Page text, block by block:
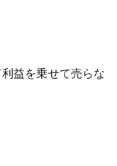
益を乗せて売らな